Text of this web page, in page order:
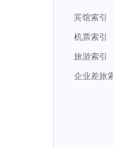
宾馆索引
机票索引
旅游索引
企业差旅